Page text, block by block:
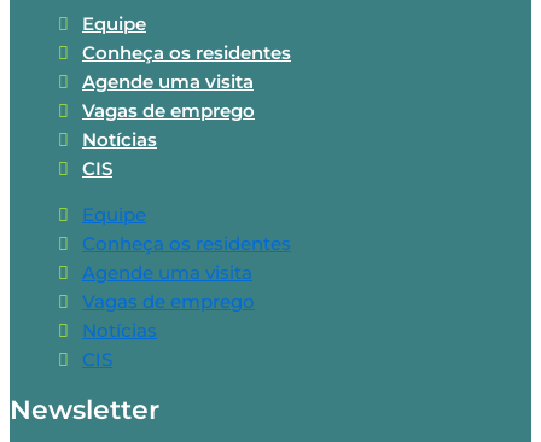
Equipe
Conheça os residentes
Agende uma visita
Vagas de emprego
Notícias
CIS
Equipe
Conheça os residentes
Agende uma visita
Vagas de emprego
Notícias
CIS
Newsletter